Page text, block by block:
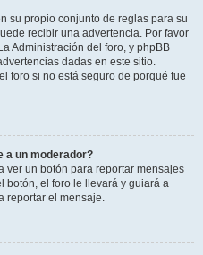
su propio conjunto de reglas para su
recibir una advertencia. Por favor
Administración del foro, y phpBB
dadas en este sitio.
foro si no está seguro de porqué fue
a un moderador?
ver un botón para reportar mensajes
botón, el foro le llevará y guiará a
reportar el mensaje.